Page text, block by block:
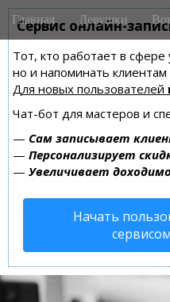
Сервис онлайн-
Тот, кто работает в
но и напоминать
Для новых пользователей
Чат-бот для мастеров и
— Сам записывает
— Персонализирует
— Увеличивает
Начать
сервисом
M
a
n
m
e
n
u
i
Главная Девушки